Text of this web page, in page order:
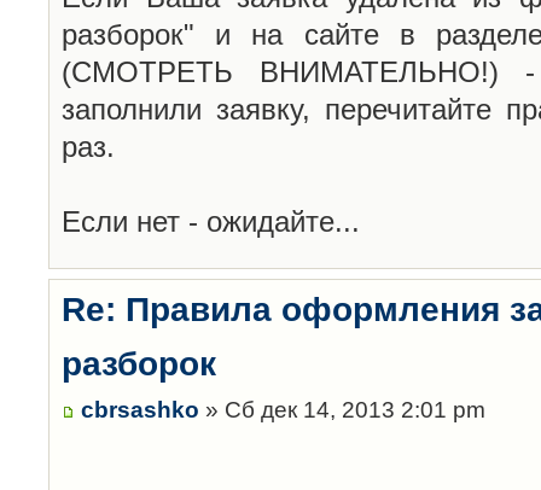
разборок" и на сайте в
(СМОТРЕТЬ ВНИМАТЕЛЬНО!)
заполнили заявку, перечитайте
раз.
Если нет - ожидайте...
Re: Правила оформления
разборок
cbrsashko » Сб дек 14, 2013 2:01 pm